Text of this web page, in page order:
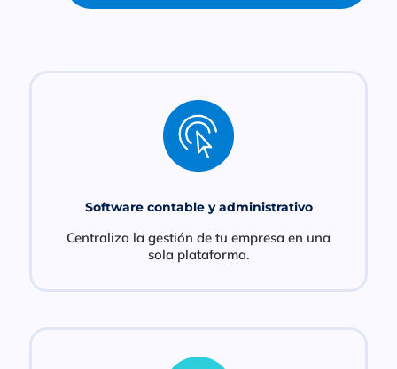
Software contable y administrativo
Centraliza la gestión de tu empresa en una
sola plataforma.